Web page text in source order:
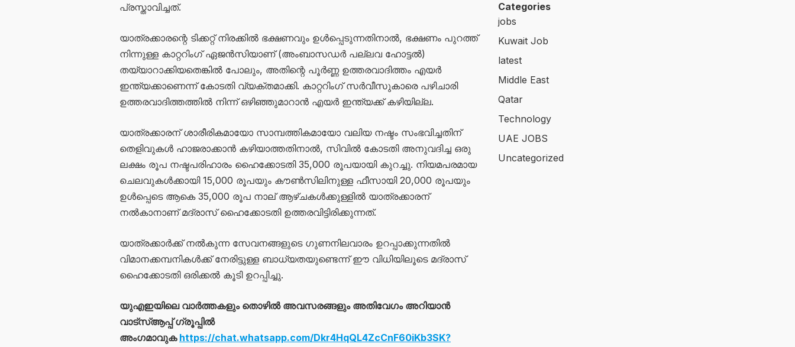
പ്രസ്താവിച്ചത്.
യാത്രക്കാരന്റെ ടിക്കറ്റ് നിരക്കിൽ ഭക്ഷണവും ഉൾപ്പെടുന്നതിനാൽ, ഭക്ഷണം പുറത്ത്
നിന്നുള്ള കാറ്ററിംഗ് ഏജൻസിയാണ് (അംബാസഡർ പല്ലവ ഹോട്ടൽ)
തയ്യാറാക്കിയതെങ്കിൽ പോലും, അതിന്റെ പൂർണ്ണ ഉത്തരവാദിത്തം എയർ
ഇന്ത്യക്കാണെന്ന് കോടതി വ്യക്തമാക്കി. കാറ്ററിംഗ് സർവീസുകാരെ പഴിചാരി
ഉത്തരവാദിത്തത്തിൽ നിന്ന് ഒഴിഞ്ഞുമാറാൻ എയർ ഇന്ത്യക്ക് കഴിയില്ല.
യാത്രക്കാരന് ശാരീരികമായോ സാമ്പത്തികമായോ വലിയ നഷ്ടം സംഭവിച്ചതിന്
തെളിവുകൾ ഹാജരാക്കാൻ കഴിയാത്തതിനാൽ, സിവിൽ കോടതി അനുവദിച്ച ഒരു
ലക്ഷം രൂപ നഷ്ടപരിഹാരം ഹൈക്കോടതി 35,000 രൂപയായി കുറച്ചു. നിയമപരമായ
ചെലവുകൾക്കായി 15,000 രൂപയും കൗൺസിലിനുള്ള ഫീസായി 20,000 രൂപയും
ഉൾപ്പെടെ ആകെ 35,000 രൂപ നാല് ആഴ്ചകൾക്കുള്ളിൽ യാത്രക്കാരന്
നൽകാനാണ് മദ്രാസ് ഹൈക്കോടതി ഉത്തരവിട്ടിരിക്കുന്നത്.
യാത്രക്കാർക്ക് നൽകുന്ന സേവനങ്ങളുടെ ഗുണനിലവാരം ഉറപ്പാക്കുന്നതിൽ
വിമാനക്കമ്പനികൾക്ക് നേരിട്ടുള്ള ബാധ്യതയുണ്ടെന്ന് ഈ വിധിയിലൂടെ മദ്രാസ്
ഹൈക്കോടതി ഒരിക്കൽ കൂടി ഉറപ്പിച്ചു.
യുഎഇയിലെ വാർത്തകളും തൊഴിൽ അവസരങ്ങളും അതിവേഗം അറിയാൻ
വാട്സ്ആപ്പ് ഗ്രൂപ്പിൽ
അംഗമാവുക https://chat.whatsapp.com/Dkr4HqQL4ZcCnF60iKb3SK?
Categories
jobs
Kuwait Job
latest
Middle East
Qatar
Technology
UAE JOBS
Uncategorized